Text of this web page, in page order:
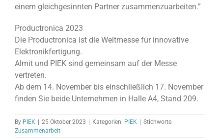
einem gleichgesinnten Partner zusammenzuarbeiten.”
Productronica 2023
Die Productronica ist die Weltmesse für innovative
Elektronikfertigung.
Almit und PIEK sind gemeinsam auf der Messe
vertreten.
Ab dem 14. November bis einschließlich 17. November
finden Sie beide Unternehmen in Halle A4, Stand 209.
By PIEK | 25 Oktober 2023 | Kategorien: PIEK | Stichworte:
Zusammenarbeit